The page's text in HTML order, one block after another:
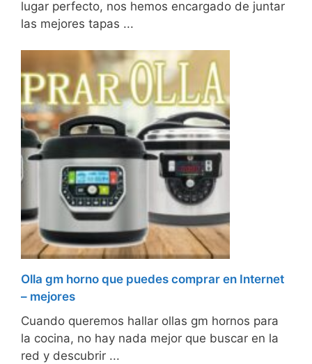
lugar perfecto, nos hemos encargado de juntar
las mejores tapas ...
Olla gm horno que puedes comprar en Internet
– mejores
Cuando queremos hallar ollas gm hornos para
la cocina, no hay nada mejor que buscar en la
red y descubrir ...